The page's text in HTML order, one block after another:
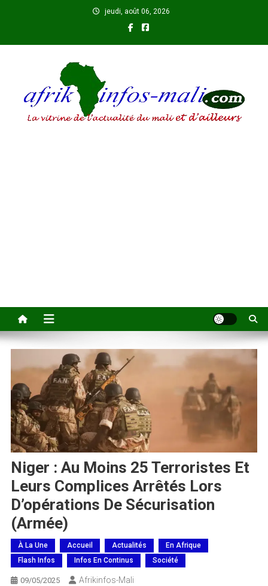
jeudi, août 06, 2026
Niger : Au Moins 25 Terroristes Et
Leurs Complices Arrêtés Lors
D’opérations De Sécurisation
(armée)
À La Une Accueil Actualités
En Afrique
Flash Infos
Infos En Continus Société
09/05/2025 Afrikinfos-Mali